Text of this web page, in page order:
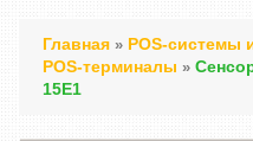
Главная » POS-системы
POS-терминалы »
15Е1